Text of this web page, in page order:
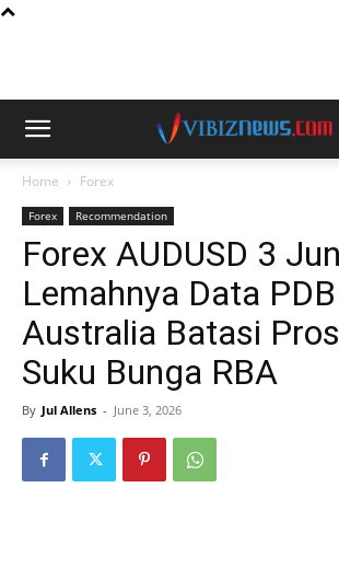
Home Forex
Forex Recommendation
Forex AUDUSD 3
Lemahnya Data PDB
Australia Batasi
Suku Bunga RBA
By Jul Allens - June 3, 2026